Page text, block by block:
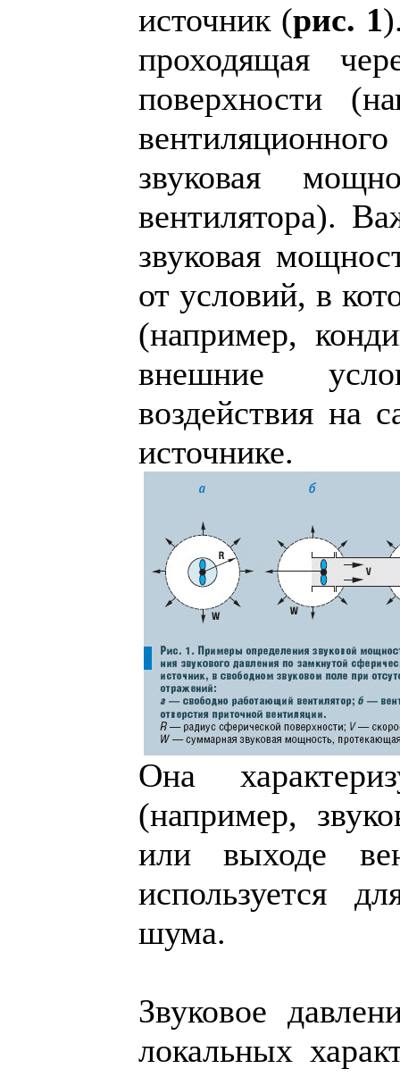
источник (рис. 1
проходящая
поверхности
звуковая
вентилятора).
звуковая
от условий, в
(например,
внешние
воздействия на
источнике.
Она
(например,
или выходе
используется
шума.
Звуковое
локальных